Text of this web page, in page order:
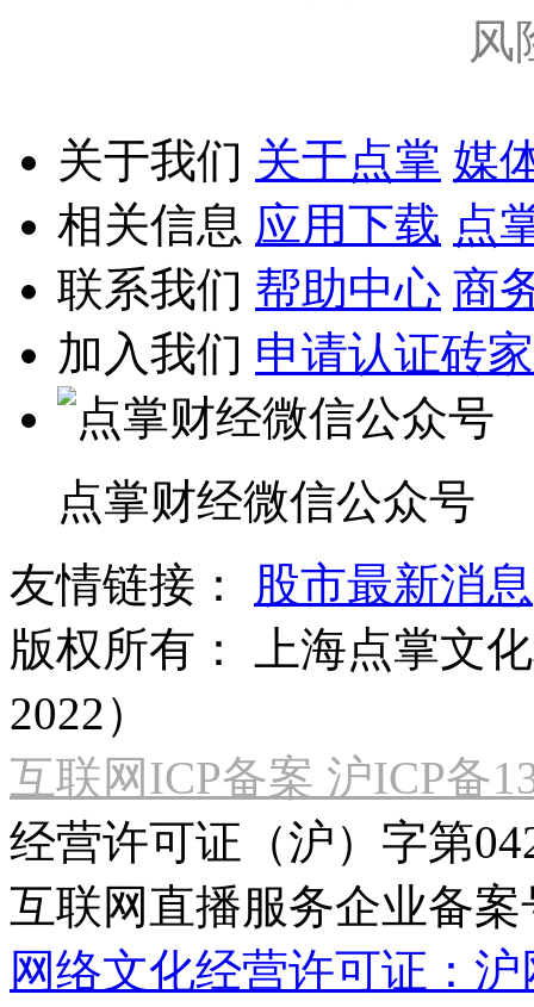
风
关于我们 关于点掌 媒
相关信息 应用下载 点
联系我们 帮助中心 商
加入我们 申请认证砖家
点掌财经微信公众号
友情链接：
股市最新消息
版权所有：
上海点掌文
2022）
互联网ICP备案 沪ICP备
经营许可证（沪）字第
互联网直播服务企业备案
网络文化经营许可证：